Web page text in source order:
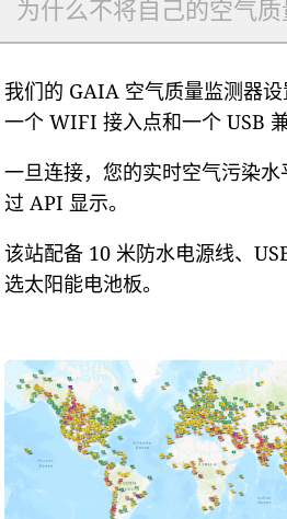
为什么不将自己的空气质
我们的 GAIA 空气质量监测器
一个 WIFI 接入点和一个 USB 兼
一旦连接，您的实时空气污染
过 API 显示。
该站配备 10 米防水电源线、
选太阳能电池板。